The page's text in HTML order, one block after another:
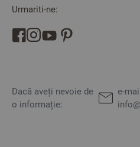
Urmariti-ne:
Dacă aveți nevoie de
o informație:
e-